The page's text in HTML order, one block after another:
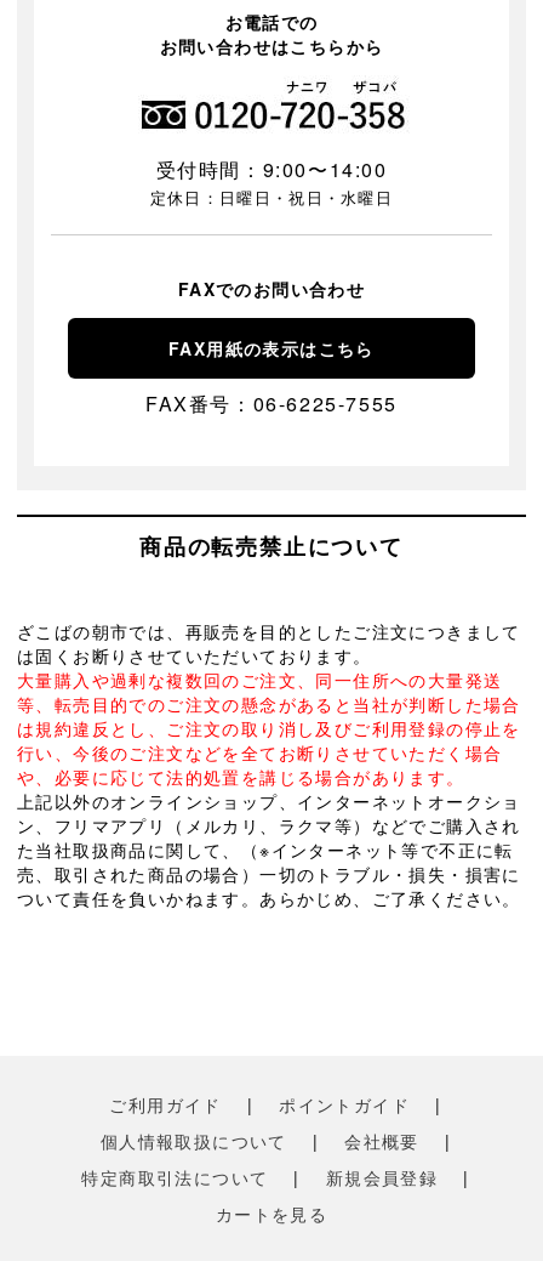
お電話での
お問い合わせはこちらから
受付時間：9:00〜14:00
定休日：日曜日・祝日・水曜日
FAXでのお問い合わせ
FAX用紙の表示はこちら
FAX番号：06-6225-7555
商品の転売禁止について
ざこばの朝市では、再販売を目的としたご注文につきまして
は固くお断りさせていただいております。
大量購入や過剰な複数回のご注文、同一住所への大量発送
等、転売目的でのご注文の懸念があると当社が判断した場合
は規約違反とし、ご注文の取り消し及びご利用登録の停止を
行い、今後のご注文などを全てお断りさせていただく場合
や、必要に応じて法的処置を講じる場合があります。
上記以外のオンラインショップ、インターネットオークショ
ン、フリマアプリ（メルカリ、ラクマ等）などでご購入され
た当社取扱商品に関して、（※インターネット等で不正に転
売、取引された商品の場合）一切のトラブル・損失・損害に
ついて責任を負いかねます。あらかじめ、ご了承ください。
ご利用ガイド | ポイントガイド
|
個人情報取扱について
| 会社概要
|
特定商取引法について
| 新規会員登録
|
カートを見る